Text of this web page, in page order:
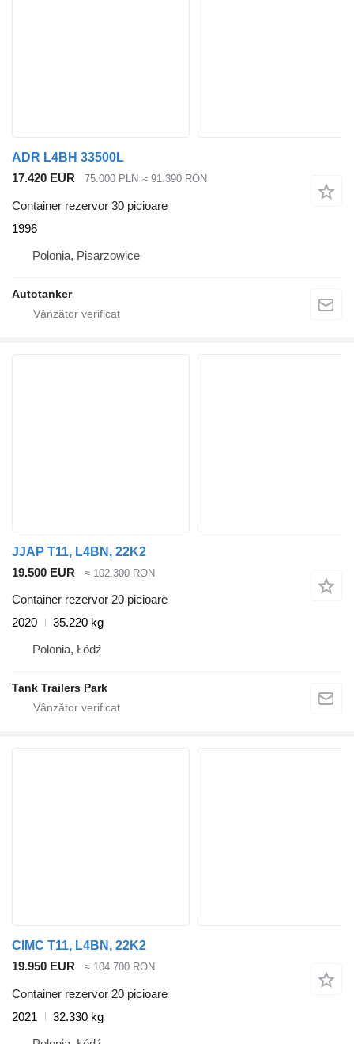
ADR L4BH 33500L
17.420 EUR
75.000 PLN ≈ 91.390 RON
Container rezervor 30 picioare
1996
Polonia, Pisarzowice
Autotanker
JJAP T11, L4BN, 22K2
19.500 EUR
≈ 102.300 RON
Container rezervor 20 picioare
2020
35.220 kg
Polonia, Łódź
Tank Trailers Park
CIMC T11, L4BN, 22K2
19.950 EUR
≈ 104.700 RON
Container rezervor 20 picioare
2021
32.330 kg